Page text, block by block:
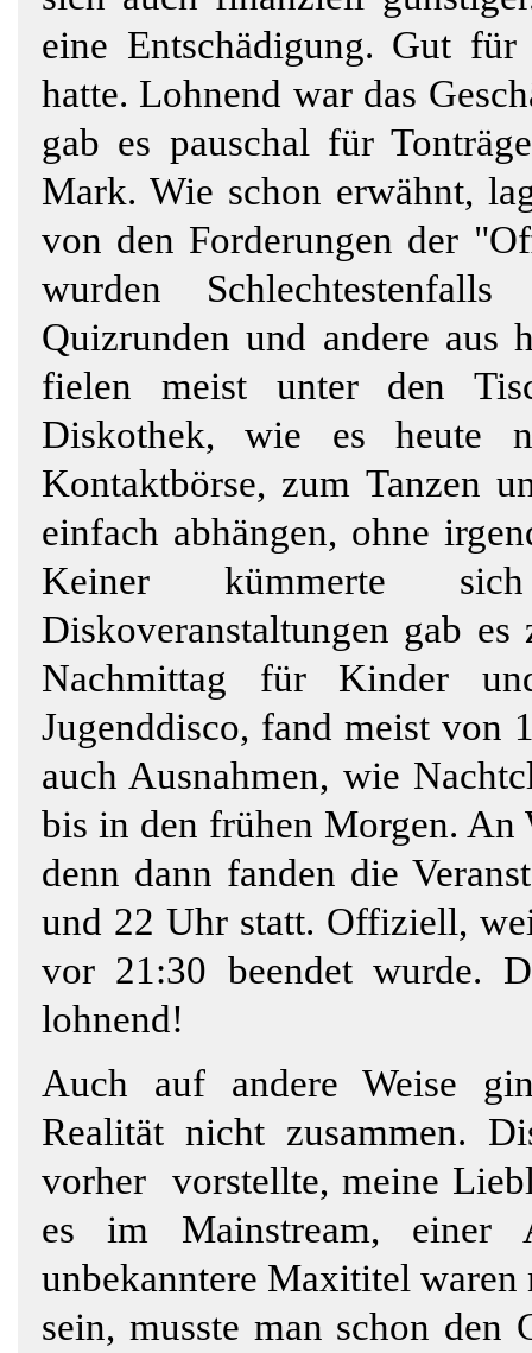
eine Entschädigung. Gut
hatte. Lohnend war das
gab es pauschal für
Mark. Wie schon erwähnt,
von den Forderungen der
wurden
Quizrunden und andere aus
fielen meist unter den
Diskothek, wie es heute
Kontaktbörse, zum Tanzen
einfach abhängen, ohne
Keiner kümmerte
Diskoveranstaltungen gab
Nachmittag für Kinder
Jugenddisco, fand meist von
auch Ausnahmen, wie
bis in den frühen Morgen. An
denn dann fanden die
und 22 Uhr statt. Offiziell,
vor 21:30 beendet wurde.
lohnend!
Auch auf andere Weise
Realität nicht zusammen.
vorher vorstellte, meine
es im Mainstream, einer
unbekanntere Maxititel
sein, musste man schon den